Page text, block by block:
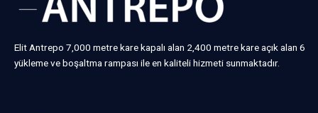
Elit Antrepo 7,000 metre kare kapalı alan 2,400 metre kare açık alan 6
yükleme ve boşaltma rampası ile en kaliteli hizmeti sunmaktadır.